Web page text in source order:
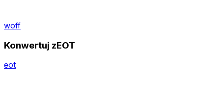
woff
Konwertuj zEOT
eot